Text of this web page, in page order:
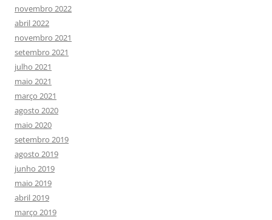
novembro 2022
abril 2022
novembro 2021
setembro 2021
julho 2021
maio 2021
março 2021
agosto 2020
maio 2020
setembro 2019
agosto 2019
junho 2019
maio 2019
abril 2019
março 2019